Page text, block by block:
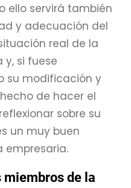
ello servirá también
y adecuación del
real de la
y, si fuese
su modificación y
de hacer el
sobre su
un muy buen
empresaria.
miembros de la